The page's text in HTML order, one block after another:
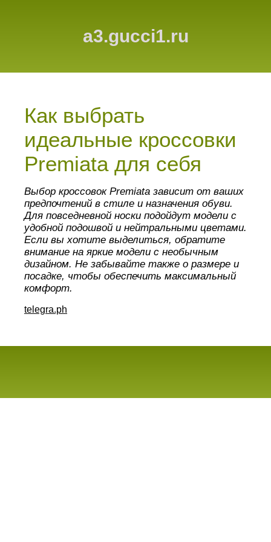
a3.gucci1.ru
Как выбрать
идеальные кроссовки
Premiata для себя
Выбор кроссовок Premiata зависит от ваших
предпочтений в стиле и назначения обуви.
Для повседневной носки подойдут модели с
удобной подошвой и нейтральными цветами.
Если вы хотите выделиться, обратите
внимание на яркие модели с необычным
дизайном. Не забывайте также о размере и
посадке, чтобы обеспечить максимальный
комфорт.
telegra.ph